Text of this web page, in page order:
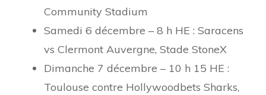
Community Stadium
Samedi 6 décembre – 8 h HE : Saracens
vs Clermont Auvergne, Stade StoneX
Dimanche 7 décembre – 10 h 15 HE :
Toulouse contre Hollywoodbets Sharks,